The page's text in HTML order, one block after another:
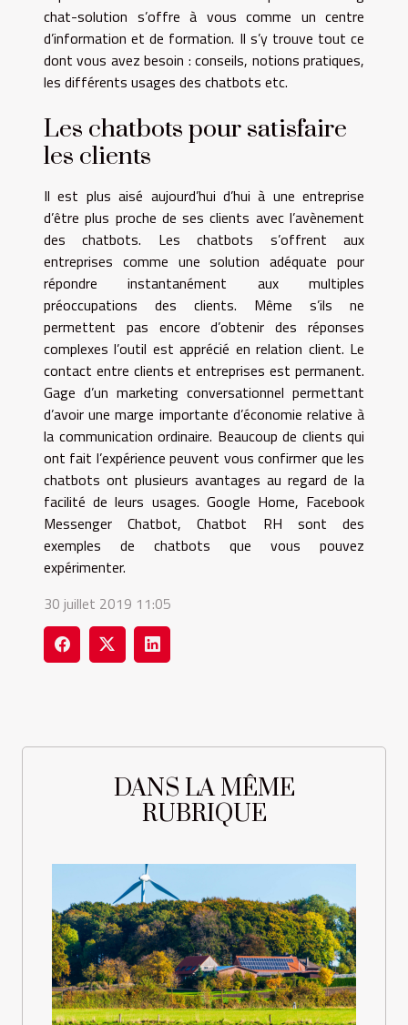
chat-solution s’offre à vous comme un centre
d’information et de formation. Il s’y trouve tout ce
dont vous avez besoin : conseils, notions pratiques,
les différents usages des chatbots etc.
Les chatbots pour satisfaire
les clients
Il est plus aisé aujourd’hui d’hui à une entreprise
d’être plus proche de ses clients avec l’avènement
des chatbots. Les chatbots s’offrent aux
entreprises comme une solution adéquate pour
répondre instantanément aux multiples
préoccupations des clients. Même s’ils ne
permettent pas encore d’obtenir des réponses
complexes l’outil est apprécié en relation client. Le
contact entre clients et entreprises est permanent.
Gage d’un marketing conversationnel permettant
d’avoir une marge importante d’économie relative à
la communication ordinaire. Beaucoup de clients qui
ont fait l’expérience peuvent vous confirmer que les
chatbots ont plusieurs avantages au regard de la
facilité de leurs usages. Google Home, Facebook
Messenger Chatbot, Chatbot RH sont des
exemples de chatbots que vous pouvez
expérimenter.
30 juillet 2019 11:05
DANS LA MÊME
RUBRIQUE